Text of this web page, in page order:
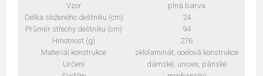
Vzor
plná barva
Délka složeného deštníku (cm)
24
Průměr střechy deštníku (cm)
94
Hmotnost (g)
276
Materiál konstrukce
sklolaminát, ocelová konstrukce
Určení
dámské, unisex, pánské